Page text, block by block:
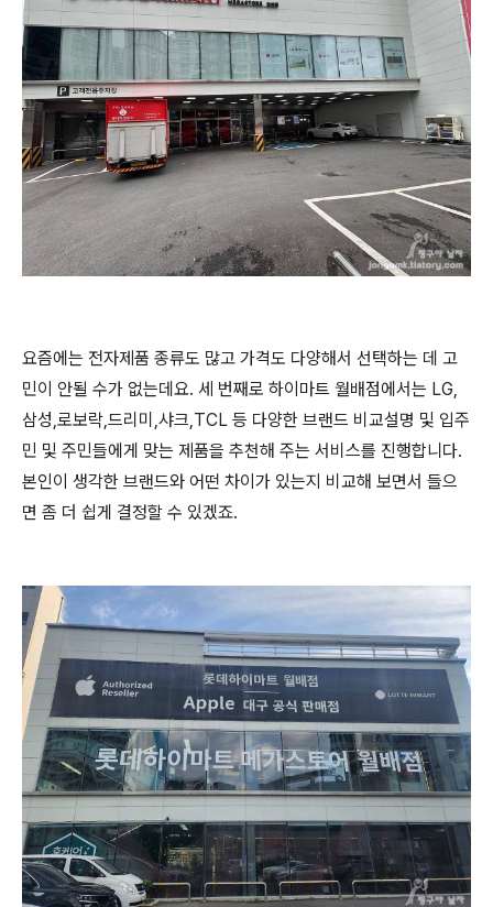
요즘에는 전자제품 종류도 많고 가격도 다양해서 선택하는 데 고
민이 안될 수가 없는데요. 세 번째로 하이마트 월배점에서는 LG,
삼성,로보락,드리미,샤크,TCL 등 다양한 브랜드 비교설명 및 입주
민 및 주민들에게 맞는 제품을 추천해 주는 서비스를 진행합니다.
본인이 생각한 브랜드와 어떤 차이가 있는지 비교해 보면서 들으
면 좀 더 쉽게 결정할 수 있겠죠.